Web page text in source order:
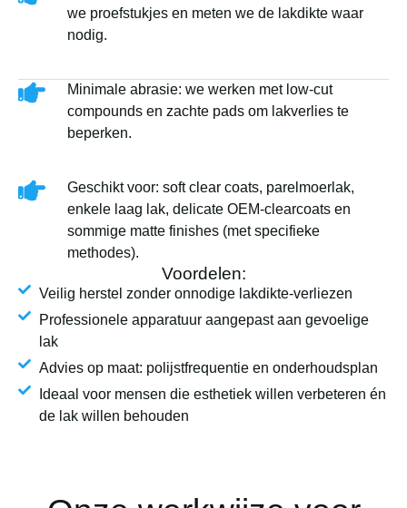
we proefstukjes en meten we de lakdikte waar
nodig.
Minimale abrasie: we werken met low-cut
compounds en zachte pads om lakverlies te
beperken.
Geschikt voor: soft clear coats, parelmoerlak,
enkele laag lak, delicate OEM-clearcoats en
sommige matte finishes (met specifieke
methodes).
Voordelen:
Veilig herstel zonder onnodige lakdikte-verliezen
Professionele apparatuur aangepast aan gevoelige
lak
Advies op maat: polijstfrequentie en onderhoudsplan
Ideaal voor mensen die esthetiek willen verbeteren én
de lak willen behouden